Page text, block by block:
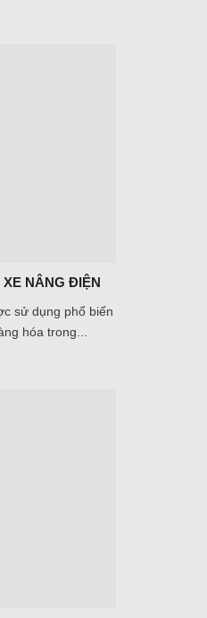
NÂNG ĐIỆN
sử dụng phổ biến
hóa trong...